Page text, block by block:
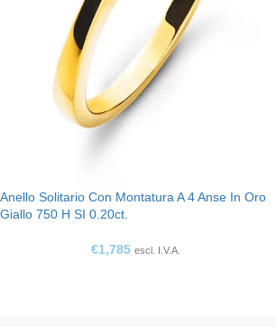
Anello Solitario Con Montatura A 4 Anse In Oro
Giallo 750 H SI 0.20ct.
€1,785 escl. I.V.A.